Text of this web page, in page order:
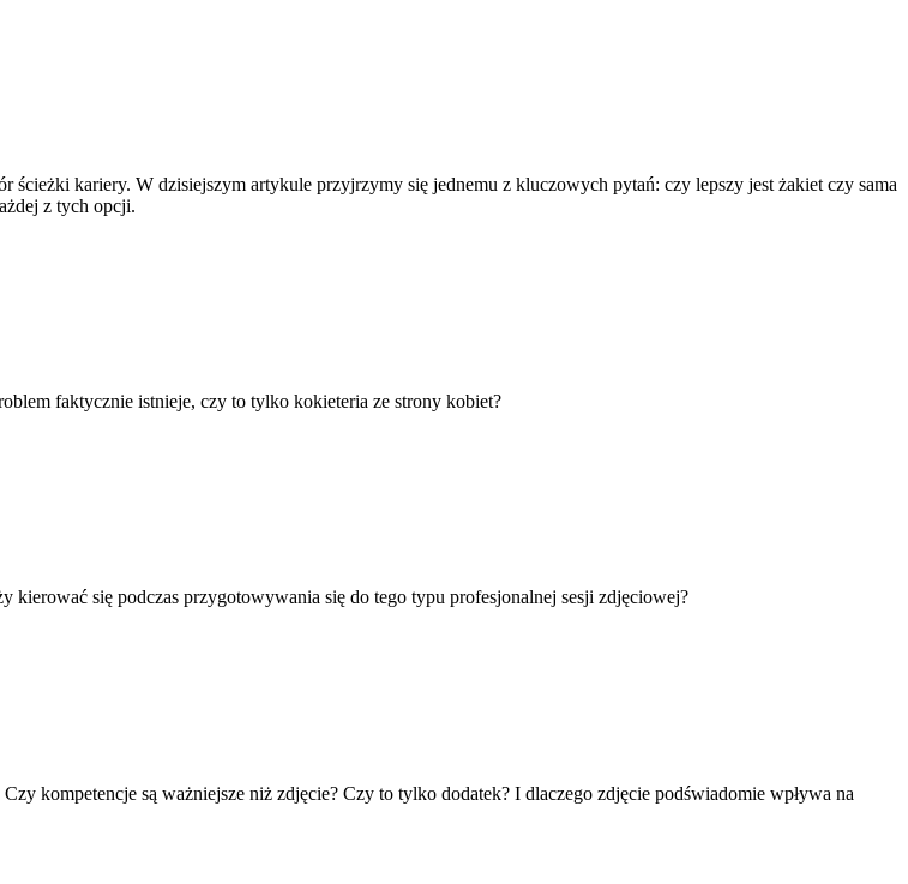
kariery. W dzisiejszym artykule przyjrzymy się jednemu z kluczowych pytań: czy lepszy jest żakiet czy sama
z tych opcji.
faktycznie istnieje, czy to tylko kokieteria ze strony kobiet?
się podczas przygotowywania się do tego typu profesjonalnej sesji zdjęciowej?
kompetencje są ważniejsze niż zdjęcie? Czy to tylko dodatek? I dlaczego zdjęcie podświadomie wpływa na